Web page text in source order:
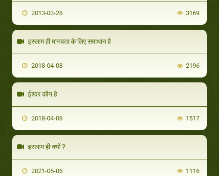
2013-03-28 3169
इस्लाम ही मानवता के लिए समाधान है
2018-04-08 2196
ईश्वर कौन है
2018-04-08 1517
इस्लाम ही क्यों ?
2021-05-06 1116